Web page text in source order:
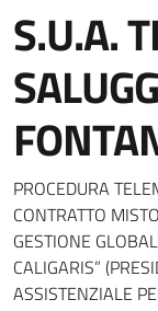
S.U.A.
PROCEDURA
CONTRATTO
GESTIONE
CALIGARIS”
ASSISTENZIALE